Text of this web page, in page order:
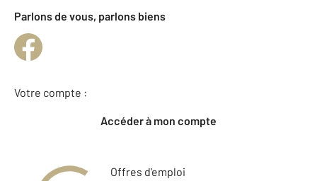
Parlons de vous, parlons biens
Votre compte :
Accéder à mon compte
Offres d'emploi